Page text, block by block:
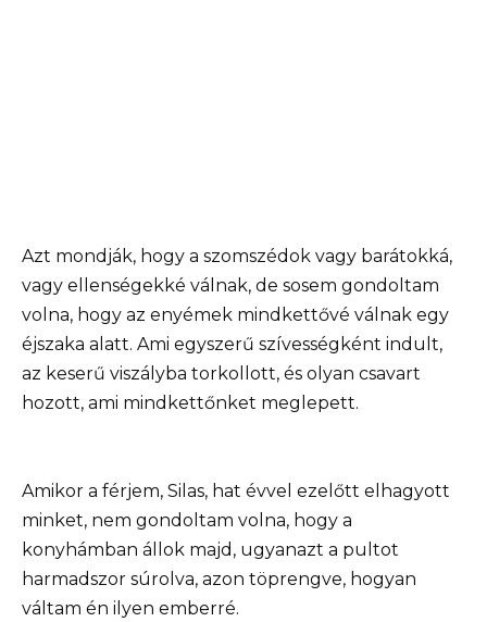
Azt mondják, hogy a szomszédok vagy barátokká,
vagy ellenségekké válnak, de sosem gondoltam
volna, hogy az enyémek mindkettővé válnak egy
éjszaka alatt. Ami egyszerű szívességként indult,
az keserű viszályba torkollott, és olyan csavart
hozott, ami mindkettőnket meglepett.
Amikor a férjem, Silas, hat évvel ezelőtt elhagyott
minket, nem gondoltam volna, hogy a
konyhámban állok majd, ugyanazt a pultot
harmadszor súrolva, azon töprengve, hogyan
váltam én ilyen emberré.